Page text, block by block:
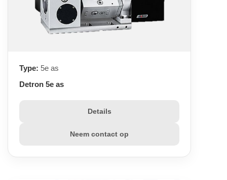
Type: 5e as
Detron 5e as
Details
Neem contact op